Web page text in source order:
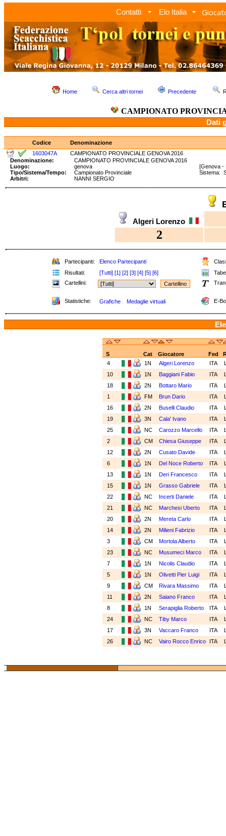
Contatti Elo Italia
Home Cerca altri tornei Precedente
CAMPIONATO
Dati
Codice
Denominazione
1603047A
CAMPIONATO PROVINCIALE GENOVA 2016
Denominazione:
CAMPIONATO PROVINCIALE GENOVA 2016
Luogo:
genova
[Genova -
Tipo/Sistema/Tempo:
Campionato Provinciale
Sistema:
Arbitri:
NANNI SERGIO
Algeri Lorenzo
2
Partecipanti: Elenco Partecipanti
Risultati:
[Tutti] [1] [2] [3] [4] [5] [6]
Cartellini:
Statistiche: Grafiche Medaglie virtuali E-
S Cat Giocatore Fed
4
1N Algeri Lorenzo ITA
10
1N Baggiani Fabio ITA
18
2N Bottaro Mario ITA
1
FM Brun Dario ITA
16
2N Buselli Claudio ITA
19
3N Cala' Ivano ITA
25
NC Carozzo Marcello ITA
2
CM Chiesa Giuseppe ITA
12
2N Cusato Davide ITA
6
1N Del Noce Roberto ITA
13
1N Deri Francesco ITA
15
1N Grasso Gabriele ITA
22
NC Incerti Daniele ITA
21
NC Marchesi Uberto ITA
20
2N Mereta Carlo ITA
14
2N Milieni Fabrizio ITA
3
CM Mortola Alberto ITA
23
NC Musumeci Marco ITA
7
1N Nicolis Claudio ITA
5
1N Olivetti Pier Luigi ITA
9
CM Rivara Massimo ITA
11
2N Saiano Franco ITA
8
1N Serapiglia Roberto ITA
24
NC Tiby Marco ITA
17
3N Vaccaro Franco ITA
26
NC Vairo Rocco Enrico ITA